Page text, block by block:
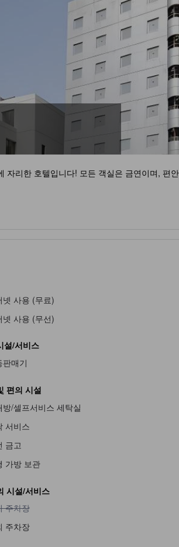
자리한 호텔입니다! 모든 객실은 금연이며, 편
넷 사용 (무료)
넷 사용 (무선)
설/서비스
판매기
편의 시설
방/셀프서비스 세탁실
서비스
금고
가방 보관
시설/서비스
주차장 이용 불가
주차장
주차장